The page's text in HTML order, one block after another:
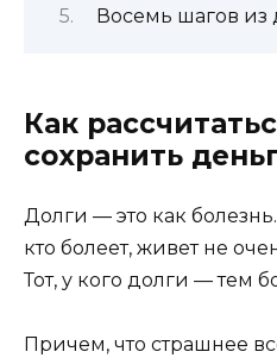
Восемь шагов из
Как
сохранить
Долги — это как
кто болеет, живет не
Тот, у кого долги — тем
Причем, что страшнее